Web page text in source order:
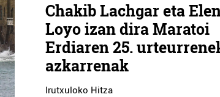
Chakib Lachgar eta
Loyo izan dira Maratoi
Erdiaren 25.
azkarrenak
Irutxuloko Hitza